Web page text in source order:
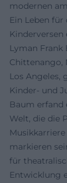
modernen
Ein Leben
Lyman Frank
Chittenango,
Los Angeles,
Kinder- und
Baum erfand
Welt, die die
markieren
für
Entwicklung